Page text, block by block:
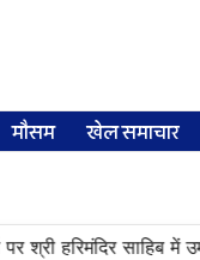
मौसम खेल समाचार
हरिमंदिर साहिब में